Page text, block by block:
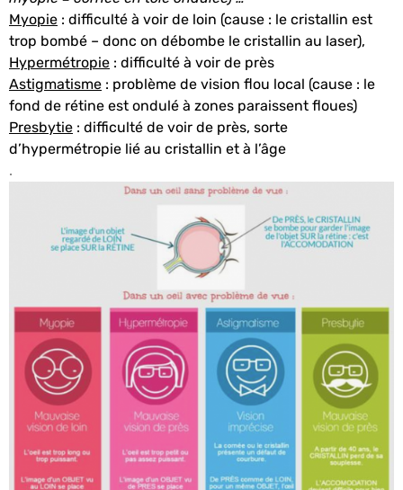
Myopie : difficulté à voir de loin (cause : le cristallin est
trop bombé – donc on débombe le cristallin au laser),
Hypermétropie : difficulté à voir de près
Astigmatisme : problème de vision flou local (cause : le
fond de rétine est ondulé à zones paraissent floues)
Presbytie : difficulté de voir de près, sorte
d’hypermétropie lié au cristallin et à l’âge
.